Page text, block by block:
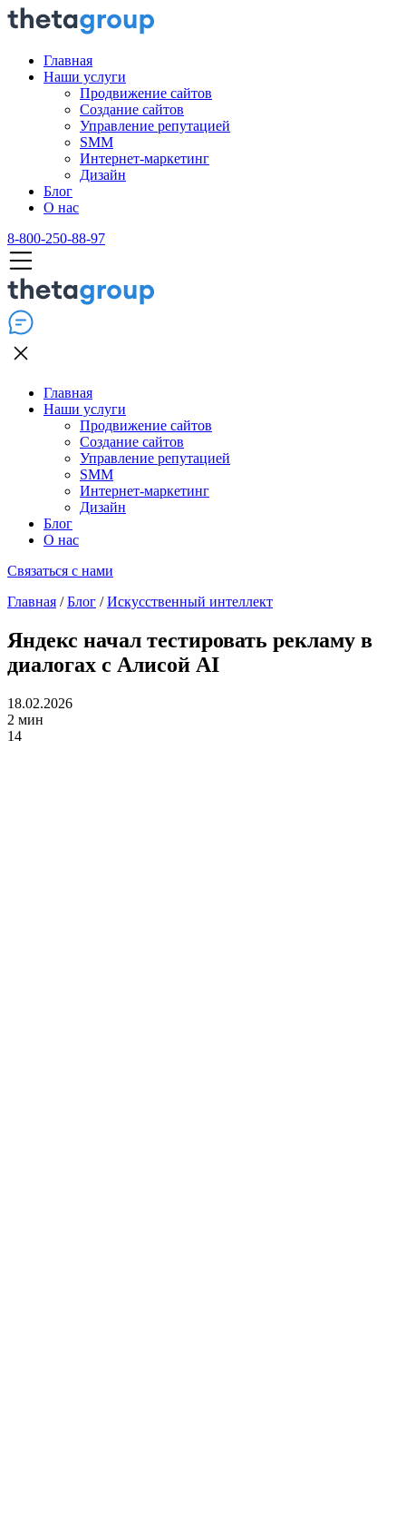
Главная
Наши услуги
Продвижение сайтов
Создание сайтов
Управление репутацией
SMM
Интернет-маркетинг
Дизайн
Блог
О нас
8-800-250-88-97
Главная
Наши услуги
Продвижение сайтов
Создание сайтов
Управление репутацией
SMM
Интернет-маркетинг
Дизайн
Блог
О нас
Связаться с нами
Главная /Блог /Искусственный интеллект
Яндекс начал тестировать рекламу в
диалогах с Алисой AI
18.02.2026
2 мин
14